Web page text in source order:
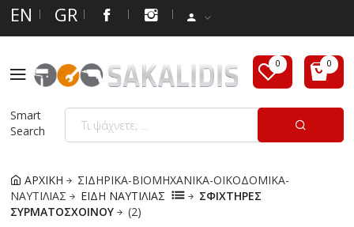
EN GR
Smart
Search
ΑΡΧΙΚΗ
ΣΙΔΗΡΙΚΑ-ΒΙΟΜΗΧΑΝΙΚΑ-ΟΙΚΟΔΟΜΙΚΑ-
ΝΑΥΤΙΛΙΑΣ
ΕΙΔΗ ΝΑΥΤΙΛΙΑΣ
ΣΦΙΧΤΗΡΕΣ
ΣΥΡΜΑΤΟΣΧΟΙΝΟΥ
(2)